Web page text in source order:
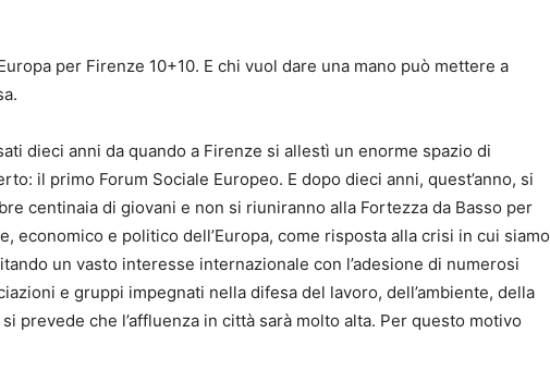
per Firenze 10+10. E chi vuol dare una mano può mettere a
dieci anni da quando a Firenze si allestì un enorme spazio di
il primo Forum Sociale Europeo. E dopo dieci anni, quest’anno, si
centinaia di giovani e non si riuniranno alla Fortezza da Basso per
economico e politico dell’Europa, come risposta alla crisi in cui siamo
un vasto interesse internazionale con l’adesione di numerosi
e gruppi impegnati nella difesa del lavoro, dell’ambiente, della
prevede che l’affluenza in città sarà molto alta. Per questo motivo